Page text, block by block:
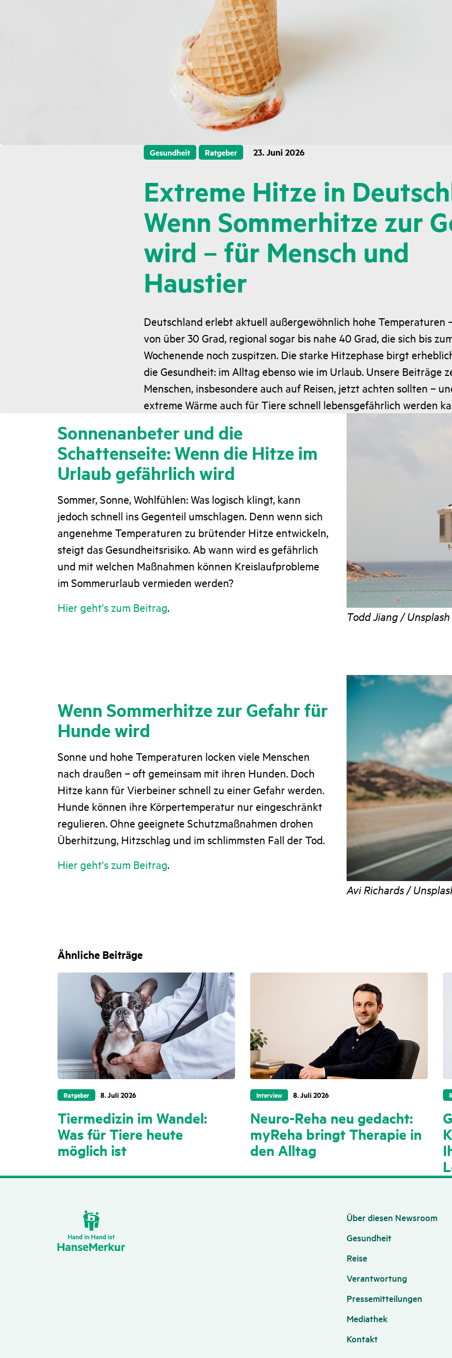
Gesundheit Ratgeber 23. Juni 2026
Extreme Hitze in
Wenn Sommerhitze zur
wird – für Mensch und
Haustier
Deutschland erlebt aktuell außergewöhnlich hohe Temperaturen
von über 30 Grad, regional sogar bis nahe 40 Grad, die sich bis
Wochenende noch zuspitzen. Die starke Hitzephase birgt
die Gesundheit: im Alltag ebenso wie im Urlaub. Unsere Beiträge
Menschen, insbesondere auch auf Reisen, jetzt achten sollten –
extreme Wärme auch für Tiere schnell lebensgefährlich werden
Sonnenanbeter und die
Schattenseite: Wenn die Hitze im
Urlaub gefährlich wird
Sommer, Sonne, Wohlfühlen: Was logisch klingt, kann
jedoch schnell ins Gegenteil umschlagen. Denn wenn sich
angenehme Temperaturen zu brütender Hitze entwickeln,
steigt das Gesundheitsrisiko. Ab wann wird es gefährlich
und mit welchen Maßnahmen können Kreislaufprobleme
im Sommerurlaub vermieden werden?
Hier geht's zum Beitrag.
Todd Jiang / Unsplash
Wenn Sommerhitze zur Gefahr für
Hunde wird
Sonne und hohe Temperaturen locken viele Menschen
nach draußen – oft gemeinsam mit ihren Hunden. Doch
Hitze kann für Vierbeiner schnell zu einer Gefahr werden.
Hunde können ihre Körpertemperatur nur eingeschränkt
regulieren. Ohne geeignete Schutzmaßnahmen drohen
Überhitzung, Hitzschlag und im schlimmsten Fall der Tod.
Hier geht's zum Beitrag.
Avi Richards /
Ähnliche Beiträge
Ratgeber 8. Juli 2026
Tiermedizin im Wandel:
Was für Tiere heute
möglich ist
Interview 8. Juli 2026
Neuro-Reha neu gedacht:
myReha bringt Therapie in
den Alltag
Über diesen Newsroom
Gesundheit
Reise
Verantwortung
Pressemitteilungen
Mediathek
Kontakt